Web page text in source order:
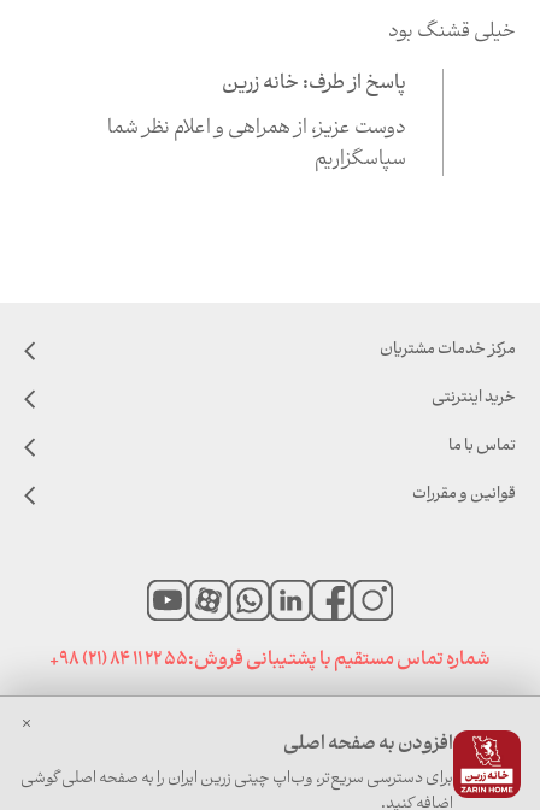
خیلی قشنگ بود
پاسخ از طرف: خانه زرین
دوست عزیز،‌ از همراهی و اعلام نظر شما
سپاسگزاریم
مرکز خدمات مشتریان
خرید اینترنتی
تماس با ما
قوانین و مقررات
شماره تماس مستقیم با پشتیبانی فروش:+98 (21) 84 11 22 55
صفحه نخست | اخبار خانه زرین
افزودن به صفحه اصلی
برای دسترسی سریع‌تر، وب‌اپ چینی زرین ایران را به صفحه اصلی گوشی